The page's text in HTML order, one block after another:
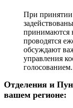
При принятии
принимаются
проводятся
обсуждают
управления
голосованием.
Отделения и
вашем регионе: